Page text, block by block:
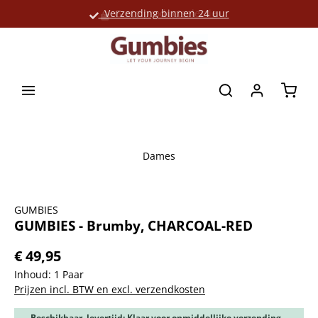
Verzending binnen 24 uur
Grote productselectie
Dames
GUMBIES
GUMBIES - Brumby, CHARCOAL-RED
€ 49,95
Inhoud: 1 Paar
Prijzen incl. BTW en excl. verzendkosten